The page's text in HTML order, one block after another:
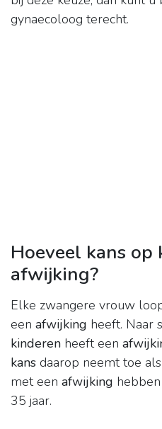
gynaecoloog terecht.
Hoeveel kans op
afwijking?
Elke zwangere vrouw
een afwijking heeft. Naar
kinderen heeft een
kans daarop neemt toe
met een afwijking
35 jaar.